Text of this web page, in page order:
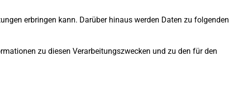
erbringen kann. Darüber hinaus werden Daten zu folgenden
zu diesen Verarbeitungszwecken und zu den für den